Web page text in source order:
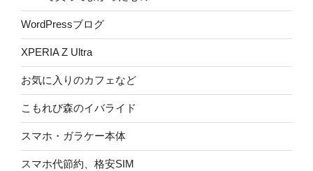
WordPressブログ
XPERIA Z Ultra
お気に入りのカフェなど
こもれび森のイバライド
スマホ・ガラケー本体
スマホ代節約、格安SIM